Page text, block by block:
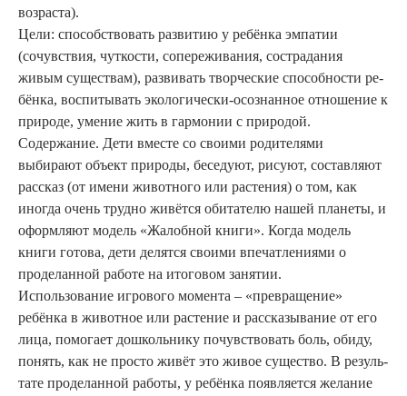
возраста).
Цели: способствовать развитию у ребёнка эмпатии
(сочувствия, чуткости, сопереживания, состра­дания
живым существам), разви­вать творческие способности ре­
бёнка, воспитывать экологически-осознанное отношение к
при­роде, умение жить в гармонии с природой.
Содержание. Дети вместе со своими родителями
выбирают объект природы, беседуют, рису­ют, составляют
рассказ (от име­ни животного или растения) о том, как
иногда очень трудно жи­вётся обитателю нашей планеты, и
оформляют модель «Жалобной книги». Когда модель
книги готова, дети делят­ся своими впечатлениями о
проделанной работе на итоговом за­нятии.
Использование игрового мо­мента – «превращение»
ребёнка в животное или растение и расска­зывание от его
лица, помогает дошкольнику почувствовать боль, обиду,
понять, как не просто жи­вёт это живое существо. В резуль­
тате проделанной работы, у ребён­ка появляется желание